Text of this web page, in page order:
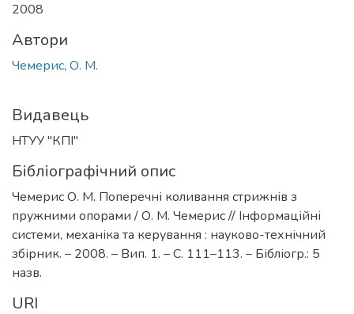
2008
Автори
Чемерис, О. М.
Видавець
НТУУ "КПІ"
Бібліографічний опис
Чемерис О. М. Поперечні коливання стрижнів з
пружними опорами / О. М. Чемерис // Інформаційні
системи, механіка та керування : науково-технічний
збірник. – 2008. – Вип. 1. – С. 111–113. – Бібліогр.: 5
назв.
URI